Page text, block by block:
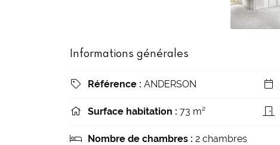
Informations générales
 Référence : ANDERSON 
 Surface habitation : 73 m² 
 Nombre de chambres : 2 chambres